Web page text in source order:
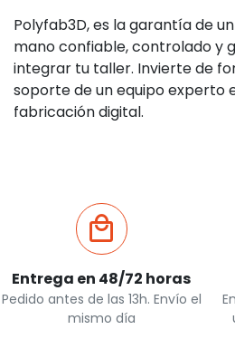
Polyfab3D, es la garantía de
mano confiable, controlado y
integrar tu taller. Invierte de
soporte de un equipo experto
fabricación digital.
Entrega en 48/72 horas
Pedido antes de las 13h. Envío el
mismo día